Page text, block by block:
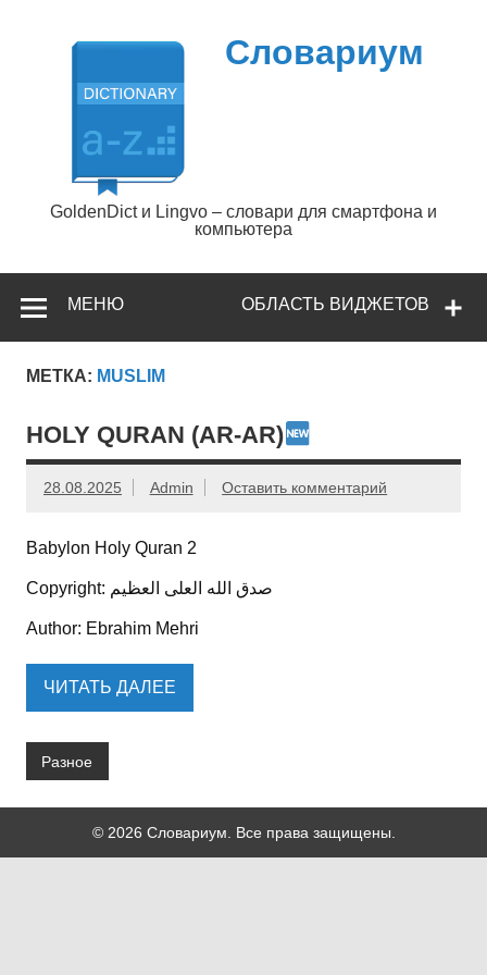
содержимому
Словариум
GoldenDict и Lingvo – словари для смартфона и
компьютера
ОБЛАСТЬ ВИДЖЕТОВ
МЕНЮ
МЕТКА: MUSLIM
HOLY QURAN (AR-AR)
28.08.2025 Admin Оставить комментарий
Babylon Holy Quran 2
Copyright: صدق الله العلی العظیم
Author: Ebrahim Mehri
ЧИТАТЬ ДАЛЕЕ
Разное
© 2026 Словариум. Все права защищены.